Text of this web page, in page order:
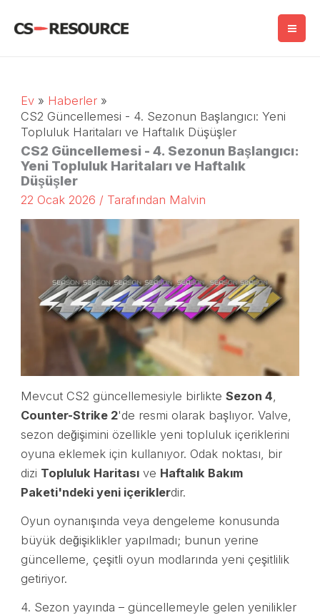
geç
Ev
Haberler
CS2 Güncellemesi - 4. Sezonun Başlangıcı: Yeni
Topluluk Haritaları ve Haftalık Düşüşler
CS2 Güncellemesi - 4. Sezonun Başlangıcı:
Yeni Topluluk Haritaları ve Haftalık
Düşüşler
22 Ocak 2026 / Tarafından Malvin
Mevcut CS2 güncellemesiyle birlikte Sezon 4
Counter-Strike 2'de resmi olarak başlıyor. Valve,
sezon değişimini özellikle yeni topluluk içeriklerini
oyuna eklemek için kullanıyor. Odak noktası, bir
dizi Topluluk Haritasıve Haftalık Bakım
Paketi'ndeki yeni içeriklerdir.
Oyun oynanışında veya dengeleme konusunda
büyük değişiklikler yapılmadı; bunun yerine
güncelleme, çeşitli oyun modlarında yeni çeşitlilik
getiriyor.
4. Sezon yayında – güncellemeyle gelen yenilikler